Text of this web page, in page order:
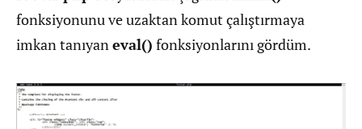
fonksiyonunu ve uzaktan komut çalıştırmaya
imkan tanıyaneval() fonksiyonlarını gördüm.